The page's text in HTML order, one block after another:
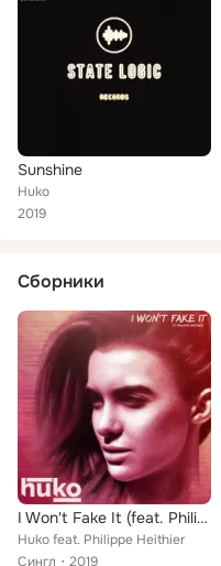
Sunshine
Huko
2019
Сборники
I Won't Fake It (feat. Philippe Heithier)
Huko feat. Philippe Heithier
Сингл
2019